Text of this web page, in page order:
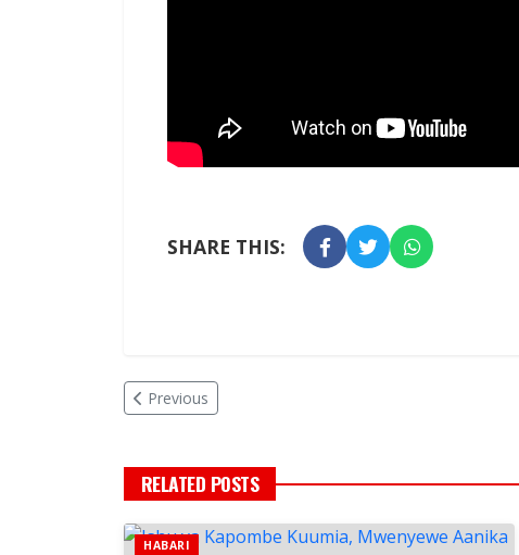
SHARE THIS:
Previous
RELATED POSTS
HABARI